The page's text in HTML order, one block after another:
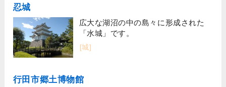
忍城
広大な湖沼の中の島々に形成された
「水城」です。
[城]
行田市郷土博物館